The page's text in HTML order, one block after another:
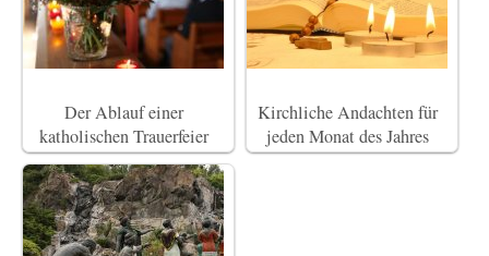
Der Ablauf einer
katholischen Trauerfeier
Kirchliche Andachten für
jeden Monat des Jahres